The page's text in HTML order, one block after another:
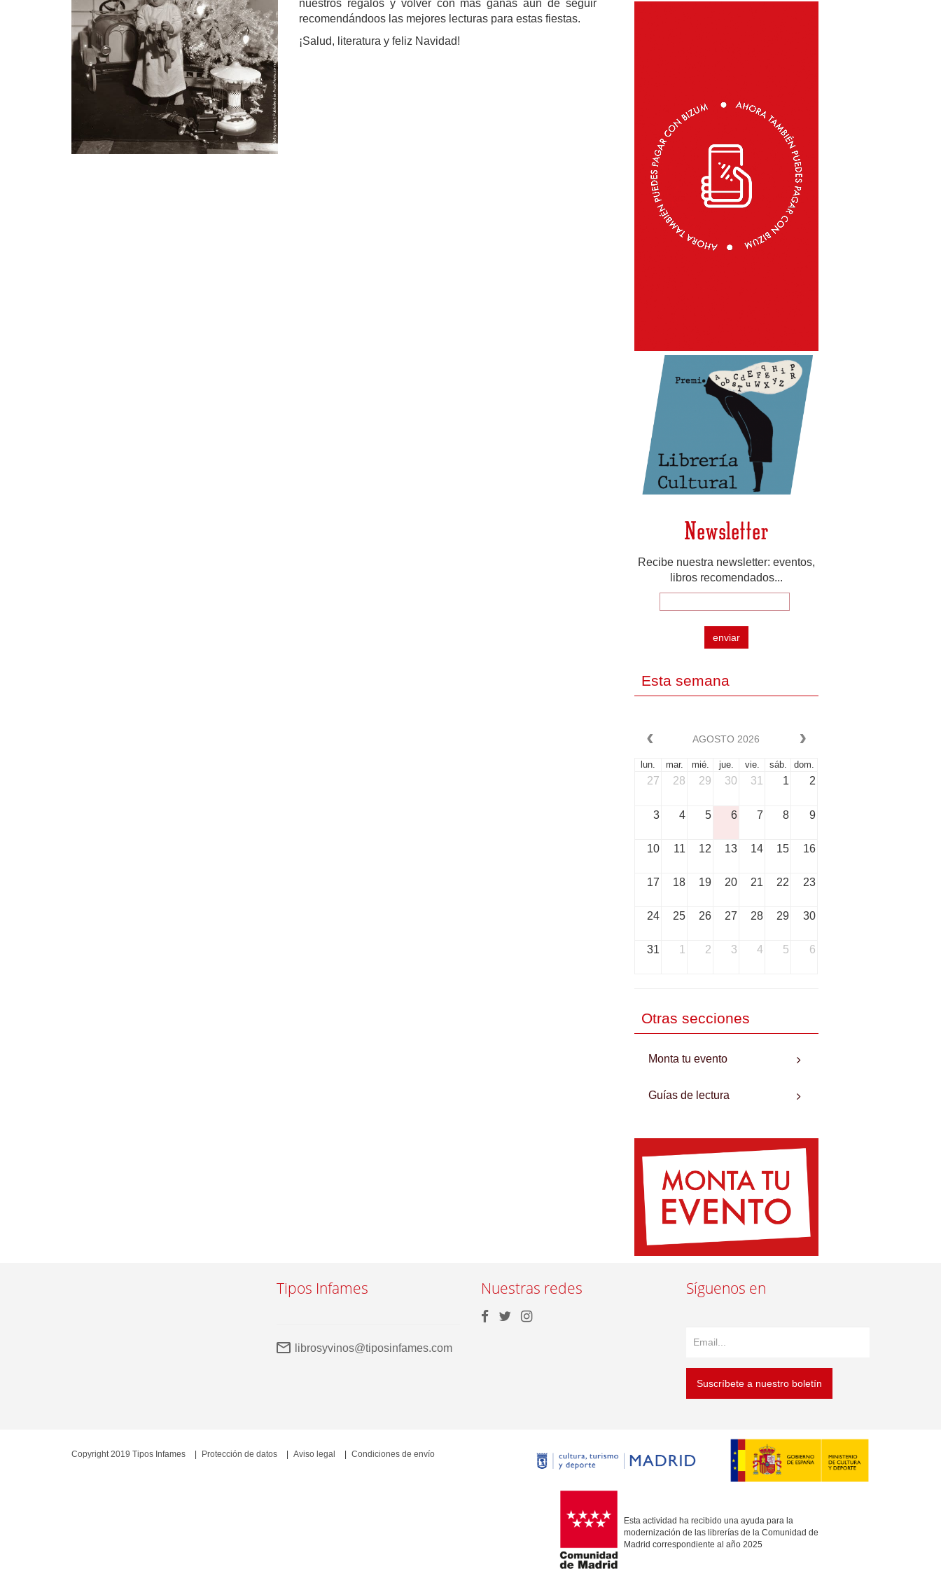
nuestros regalos y volver con más ganas aún de seguir
recomendándoos las mejores lecturas para estas fiestas.
¡Salud, literatura y feliz Navidad!
Newsletter
Recibe nuestra newsletter: eventos,
libros recomendados...
enviar
Esta semana
AGOSTO 2026
lun. mar. mié. jue. vie. sáb. dom.
27 28 29 30 31 1 2
3 4 5 6 7 8 9
10 11 12 13 14 15 16
17 18 19 20 21 22 23
24 25 26 27 28 29 30
31 1 2 3 4 5 6
Otras secciones
Monta tu evento
Guías de lectura
Tipos Infames
librosyvinos@tiposinfames.com
Nuestras redes Síguenos en
Suscríbete a nuestro boletín
Esta actividad ha recibido una ayuda para la
modernización de las librerías de la Comunidad de
Madrid correspondiente al año 2025
Copyright 2019 Tipos Infames Protección de datos Aviso legal Condiciones de envío